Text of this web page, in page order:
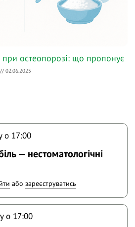
остеопорозі: що пропонує
// 02.06.2025
o 17:00
— нестоматологічні
абозареєструватись
o 17:00